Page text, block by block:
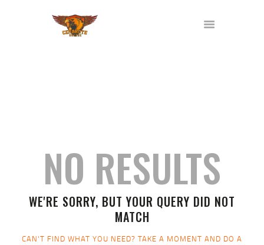
CONTACT
A VENDRE
FRANÇAIS
NO RESULTS
WE'RE SORRY, BUT YOUR QUERY DID NOT
MATCH
CAN'T FIND WHAT YOU NEED? TAKE A MOMENT AND DO A